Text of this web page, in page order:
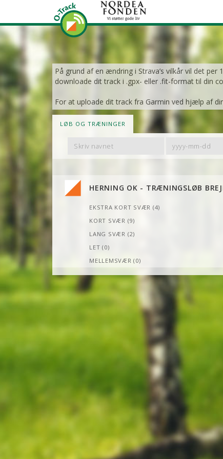
På grund af en ændring i Strava’s vilkår vil det
downloade dit track i .gpx- eller .fit-format til din
For at uploade dit track fra Garmin ved hjælp af
LØB OG TRÆNINGER
Filter
By
By
HERNING OK - TRÆNINGSLØB
EKSTRA KORT SVÆR (4)
KORT SVÆR (9)
LANG SVÆR (2)
LET (0)
MELLEMSVÆR (0)